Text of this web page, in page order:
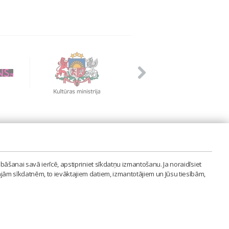
savā ierīcē, apstipriniet sīkdatņu izmantošanu. Ja noraidīsiet
sīkdatnēm, to ievāktajiem datiem, izmantotājiem un Jūsu tiesībām,